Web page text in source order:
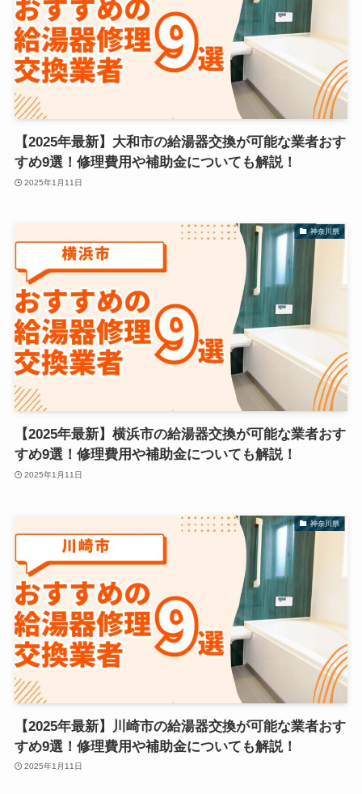
【2025年最新】大和市の給湯器交換が可能な業者おす
すめ9選！修理費用や補助金についても解説！
2025年1月11日
神奈川県
【2025年最新】横浜市の給湯器交換が可能な業者おす
すめ9選！修理費用や補助金についても解説！
2025年1月11日
神奈川県
【2025年最新】川崎市の給湯器交換が可能な業者おす
すめ9選！修理費用や補助金についても解説！
2025年1月11日